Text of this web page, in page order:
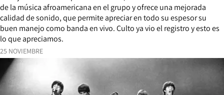
25 NOVIEMBRE
de la música afroamericana en el grupo y ofrece una mejorada
calidad de sonido, que permite apreciar en todo su espesor su
buen manejo como banda en vivo. Culto ya vio el registro y esto es
lo que apreciamos.